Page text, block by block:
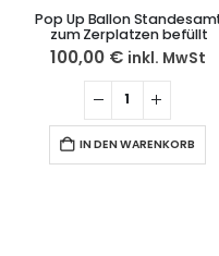
Ballon Standesamt
Zerplatzen befüllt
€ inkl. MwSt
IN DEN WARENKORB